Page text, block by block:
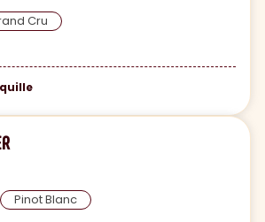
Cru
Pinot Blanc